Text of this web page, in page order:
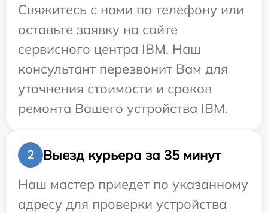
Свяжитесь с нами по телефону или
оставьте заявку на сайте
сервисного центра IBM. Наш
консультант перезвонит Вам для
уточнения стоимости и сроков
ремонта Вашего устройства IBM.
2
Выезд курьера за 35 минут
Наш мастер приедет по указанному
адресу для проверки устройства